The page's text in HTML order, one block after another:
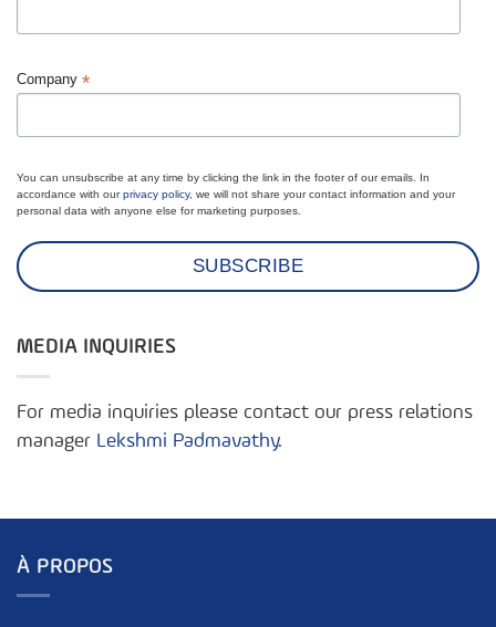
Company *
You can unsubscribe at any time by clicking the link in the footer of our emails. In
accordance with ourprivacy policy, we will not share your contact information and your
personal data with anyone else for marketing purposes.
MEDIA INQUIRIES
For media inquiries please contact our press relations
manager Lekshmi Padmavathy.
À PROPOS